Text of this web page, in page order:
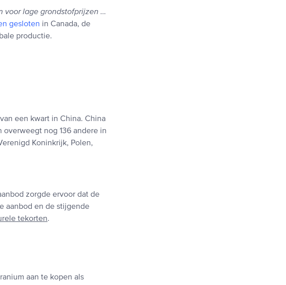
voor lage grondstofprijzen …
gesloten in Canada, de
productie.
een kwart in China. China
nog 136 andere in
Koninkrijk, Polen,
zorgde ervoor dat de
aanbod en de stijgende
tekorten.
aan te kopen als